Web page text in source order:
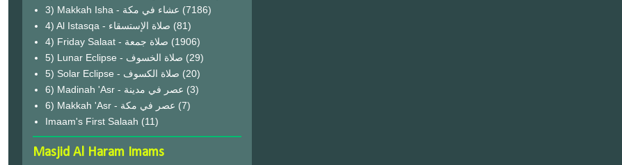
3) Makkah Isha - عشاء في مكة (7186)
4) Al Istasqa - صلاة الإستسقاء (81)
4) Friday Salaat - صلاة جمعة (1906)
5) Lunar Eclipse - صلاة الخسوف (29)
(20)
6) Madinah 'Asr - عصر في مدينة (3)
6) Makkah 'Asr - عصر في مكة (7)
Imaam's First Salaah (11)
Masjid Al Haram Imams